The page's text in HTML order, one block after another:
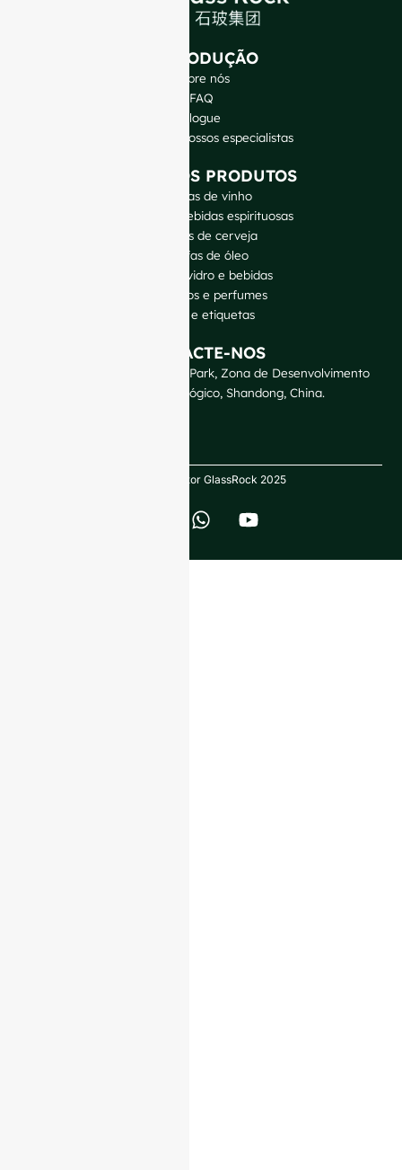
INTRODUÇÃO
Sobre nós
FAQ
Blogue
Fale com os nossos especialistas
OS NOSSOS PRODUTOS
Garrafas de vinho
Garrafas de bebidas espirituosas
Garrafas de cerveja
Garrafas de óleo
Jarras de vidro e bebidas
Cosméticos e perfumes
Fechos e etiquetas
CONTACTE-NOS
GlassRock Bajiao Industrial Park, Zona de Desenvolvimento
Económico e Tecnológico, Shandong, China.
Direitos de autor GlassRock 2025